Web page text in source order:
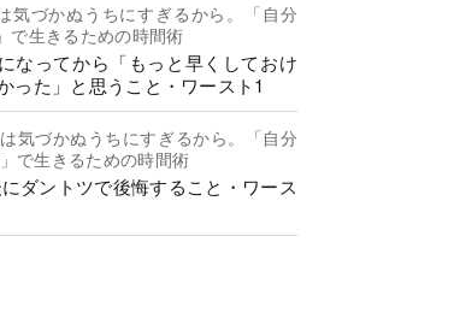
気づかぬうちにすぎるから。「自分
で生きるための時間術
なってから「もっと早くしておけ
った」と思うこと・ワースト1
気づかぬうちにすぎるから。「自分
で生きるための時間術
ダントツで後悔すること・ワース